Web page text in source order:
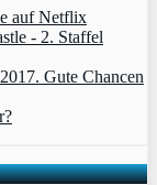
auf Netflix
- 2. Staffel
Gute Chancen